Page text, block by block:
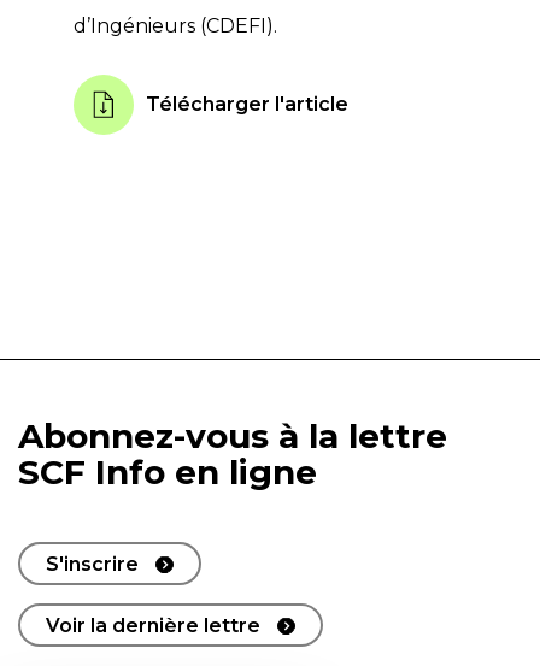
d’Ingénieurs (CDEFI).
Télécharger l'article
Abonnez-vous à la lettre
SCF Info en ligne
S'inscrire
Voir la dernière lettre